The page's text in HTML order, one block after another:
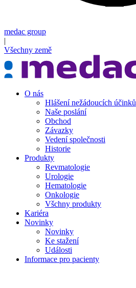
medac group
|
Všechny země
O nás
Hlášení nežádoucích účinků
Naše poslání
Obchod
Závazky
Vedení společnosti
Historie
Produkty
Revmatologie
Urologie
Hematologie
Onkologie
Všchny produkty
Kariéra
Novinky
Novinky
Ke stažení
Události
Informace pro pacienty